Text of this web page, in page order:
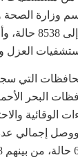
وزارة
العزل
التي
البحر
الوقائية